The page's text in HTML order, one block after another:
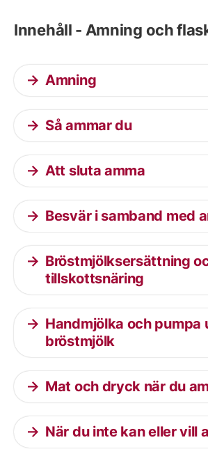
Innehåll - Amning och
Amning
Så ammar du
Att sluta amma
Besvär i samband med
Bröstmjölksersättning
tillskottsnäring
Handmjölka och pumpa
bröstmjölk
Mat och dryck när du
När du inte kan eller vill